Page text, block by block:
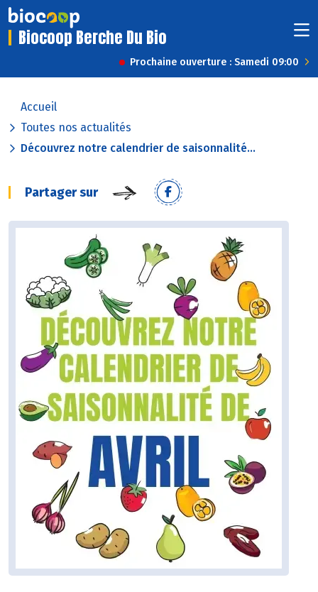
Biocoop Berche Du Bio
Prochaine ouverture : Samedi 09:00
Accueil
Toutes nos actualités
Découvrez notre calendrier de saisonnalité...
Partager sur